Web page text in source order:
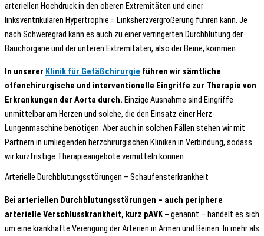
arteriellen Hochdruck in den oberen Extremitäten und einer
linksventrikulären Hypertrophie = Linksherzvergrößerung führen kann. Je
nach Schweregrad kann es auch zu einer verringerten Durchblutung der
Bauchorgane und der unteren Extremitäten, also der Beine, kommen.
In unserer Klinik für Gefäßchirurgie führen wir sämtliche
offenchirurgische und interventionelle Eingriffe zur Therapie von
Erkrankungen der Aorta durch. Einzige Ausnahme sind Eingriffe
unmittelbar am Herzen und solche, die den Einsatz einer Herz-
Lungenmaschine benötigen. Aber auch in solchen Fällen stehen wir mit
Partnern in umliegenden herzchirurgischen Kliniken in Verbindung, sodass
wir kurzfristige Therapieangebote vermitteln können.
Arterielle Durchblutungsstörungen – Schaufensterkrankheit
Bei arteriellen Durchblutungsstörungen – auch periphere
arterielle Verschlusskrankheit, kurz pAVK – genannt – handelt es sich
um eine krankhafte Verengung der Arterien in Armen und Beinen. In mehr als